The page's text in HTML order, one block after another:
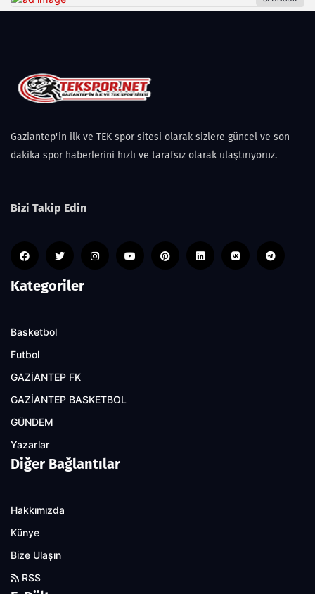
Gaziantep'in ilk ve TEK spor sitesi olarak sizlere güncel ve son
dakika spor haberlerini hızlı ve tarafsız olarak ulaştırıyoruz.
Bizi Takip Edin
Kategoriler
Basketbol
Futbol
GAZİANTEP FK
GAZİANTEP BASKETBOL
GÜNDEM
Yazarlar
Diğer Bağlantılar
Hakkımızda
Künye
Bize Ulaşın
RSS